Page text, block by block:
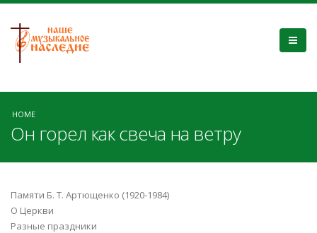
HOME
Он горел как свеча на ветру
Памяти Б. Т. Артющенко (1920-1984)
О Церкви
Разные праздники